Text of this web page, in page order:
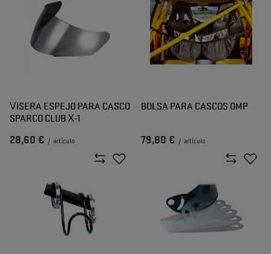
VISERA ESPEJO PARA CASCO
SPARCO CLUB X-1
28,60 € / artículo
BOLSA PARA CASCOS OMP
79,80 € / artículo